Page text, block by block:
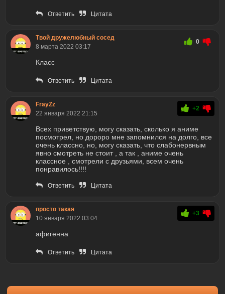
Ответить Цитата
Твой дружелюбный сосед
8 марта 2022 03:17
0
Класс
Ответить Цитата
FrayZz
22 января 2022 21:15
+2
Всех приветствую, могу сказать, сколько я аниме
посмотрел, но дороро мне запомнился на долго, все
очень классно, но, могу сказать, что слабонервным
явно смотреть не стоит , а так , аниме очень
классное , смотрели с друзьями, всем очень
понравилось!!!!
Ответить Цитата
просто такая
10 января 2022 03:04
+3
афигенна
Ответить Цитата